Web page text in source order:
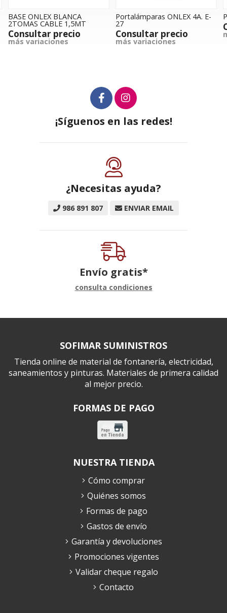
BASE ONLEX BLANCA
2TOMAS CABLE 1,5MT
Consultar precio
más variaciones
Portalámparas ONLEX 4A. E-
27
Consultar precio
más variaciones
¡Síguenos en las redes!
¿Necesitas ayuda?
986 891 807 ENVIAR EMAIL
Envío gratis*
consulta condiciones
SOFIMAR SUMINISTROS
Tienda online de material de fontanería, electricidad,
saneamientos y pinturas. Materiales de primera calidad
al mejor precio.
FORMAS DE PAGO
NUESTRA TIENDA
Cómo comprar
Quiénes somos
Formas de pago
Gastos de envío
Garantía y devoluciones
Promociones vigentes
Validar cheque regalo
Contacto